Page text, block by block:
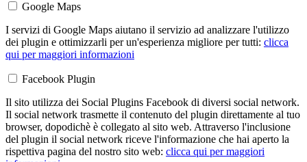
Google Maps
I servizi di Google Maps aiutano il servizio ad analizzare l'utilizzo
dei plugin e ottimizzarli per un'esperienza migliore per tutti: clicca
qui per maggiori informazioni
Facebook Plugin
Il sito utilizza dei Social Plugins Facebook di diversi social network.
Il social network trasmette il contenuto del plugin direttamente al tuo
browser, dopodichè è collegato al sito web. Attraverso l'inclusione
del plugin il social network riceve l'informazione che hai aperto la
rispettiva pagina del nostro sito web: clicca qui per maggiori